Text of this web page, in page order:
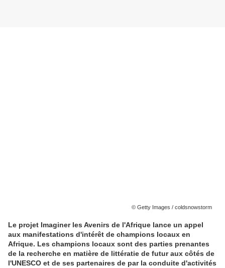
© Getty Images / coldsnowstorm
Le projet Imaginer les Avenirs de l'Afrique lance un appel
aux manifestations d'intérêt de champions locaux en
Afrique. Les champions locaux sont des parties prenantes
de la recherche en matière de littératie de futur aux côtés de
l'UNESCO et de ses partenaires de par la conduite d'activités